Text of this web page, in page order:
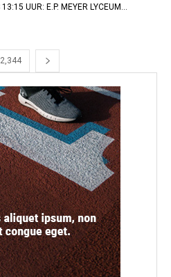
UUR: A.T. CALOR - ST. PASCHALIS 13:15 UUR: E.P. MEYER LYCEUM...
2,344